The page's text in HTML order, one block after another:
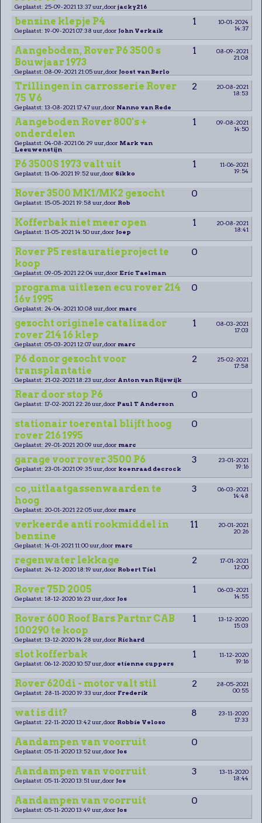
Geplaatst: 25-09-2021 13:37 uur, door jacky216
benzine klepje P4 1
10-01-2024
14:37
Geplaatst: 19-09-2021 07:38 uur, door John Verkaik
Aangeboden, Rover P6 3500 s
Bouwjaar 1973
1
08-09-2021
21:08
Geplaatst: 08-09-2021 21:05 uur, door Joost van Berlo
Trillingen in carrosserie Rover
75 V6
2
20-08-2021
18:53
Geplaatst: 13-08-2021 17:47 uur, door Nanno van Rede
Aangeboden Rover 800's +
onderdelen
1
09-08-2021
14:50
Geplaatst: 04-08-2021 06:29 uur, door Mark van
Leeuwenstijn
P6 3500S 1973 valt uit 1
11-06-2021
19:54
Geplaatst: 11-06-2021 19:52 uur, door Sikko
Rover 3500 MK1/MK2 gezocht 0
Geplaatst: 15-05-2021 19:58 uur, door Rob
Kofferbak niet meer open 1
20-08-2021
18:41
Geplaatst: 11-05-2021 14:50 uur, door Joep
Rover P5 restauratieproject te
koop
0
Geplaatst: 09-05-2021 22:04 uur, door Eric Taelman
programa uitlezen ecu rover 214
16v 1995
0
Geplaatst: 24-04-2021 10:08 uur, door marc
gezocht originele catalizador
rover 214 16 klep
1
08-03-2021
17:03
Geplaatst: 05-03-2021 12:07 uur, door marc
P6 donor gezocht voor
transplantatie
2
25-02-2021
17:58
Geplaatst: 21-02-2021 18:23 uur, door Anton van Rijswijk
Rear door stop P6 0
Geplaatst: 17-02-2021 22:26 uur, door Paul T Anderson
stationair toerental blijft hoog
rover 216 1995
0
Geplaatst: 29-01-2021 20:09 uur, door marc
garage voor rover 3500 P6 3
23-01-2021
19:16
Geplaatst: 23-01-2021 09:35 uur, door koenraad decrock
co ,uitlaatgassenwaarden te
hoog
3
06-03-2021
14:48
Geplaatst: 20-01-2021 22:05 uur, door marc
verkeerde anti rookmiddel in
benzine
11
20-01-2021
20:26
Geplaatst: 14-01-2021 11:00 uur, door marc
regenwater lekkage 2
17-01-2021
12:00
Geplaatst: 24-12-2020 18:19 uur, door Robert Tiel
Rover 75D 2005 1
06-03-2021
14:55
Geplaatst: 18-12-2020 16:23 uur, door Jos
Rover 600 Roof Bars Partnr CAB
100290 te koop
1
13-12-2020
15:03
Geplaatst: 13-12-2020 14:28 uur, door Richard
slot kofferbak 1
11-12-2020
19:16
Geplaatst: 06-12-2020 10:57 uur, door etienne cuppers
Rover 620di - motor valt stil 2
28-05-2021
00:55
Geplaatst: 28-11-2020 19:33 uur, door Frederik
wat is dit? 8
23-11-2020
17:33
Geplaatst: 22-11-2020 13:42 uur, door Robbie Veloso
Aandampen van voorruit 0
Geplaatst: 05-11-2020 13:52 uur, door Jos
Aandampen van voorruit 3
13-11-2020
18:44
Geplaatst: 05-11-2020 13:51 uur, door Jos
Aandampen van voorruit 0
Geplaatst: 05-11-2020 13:49 uur, door Jos